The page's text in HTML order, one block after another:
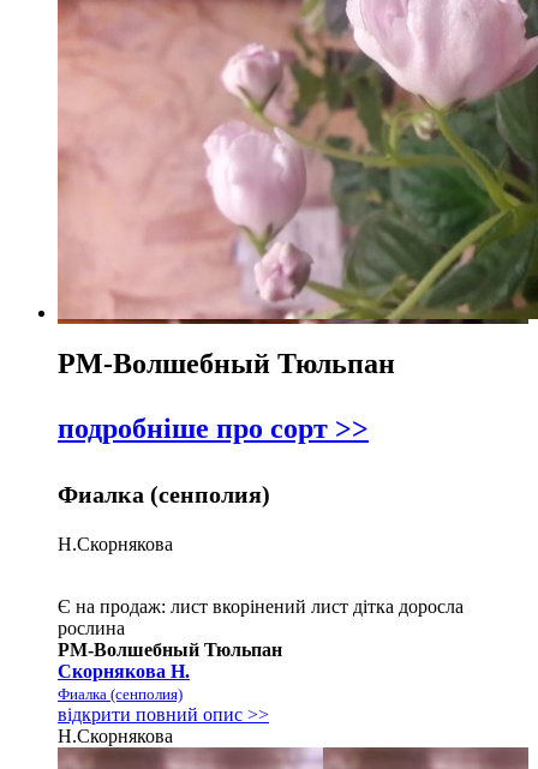
РМ-Волшебный Тюльпан
подробніше про сорт >>
Фиалка (сенполия)
Н.Скорнякова
Є на продаж: лист вкорінений лист дітка доросла
рослина
РМ-Волшебный Тюльпан
Скорнякова Н.
Фиалка (сенполия)
відкрити повний опис >>
Н.Скорнякова